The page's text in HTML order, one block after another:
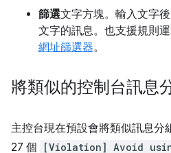
篩選文字方塊。輸入文字後
文字的訊息。也支援規則運
網址篩選器。
將類似的控制台訊息
主控台現在預設會將類似訊息分
27 個
[Violation] Avoid